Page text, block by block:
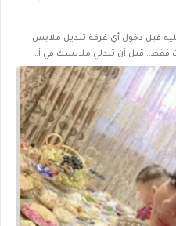
يجب أن تفعليه قبل دخول أي غرفة تبديل ملابس